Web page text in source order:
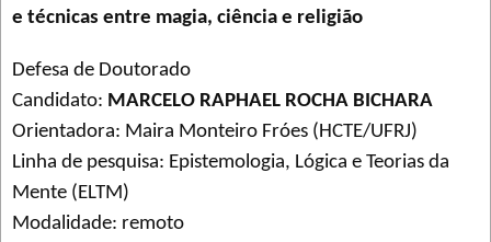
e técnicas entre magia, ciência e religião
Defesa de Doutorado
Candidato: MARCELO RAPHAEL ROCHA BICHARA
Orientadora: Maira Monteiro Fróes (HCTE/UFRJ)
Linha de pesquisa: Epistemologia, Lógica e Teorias da
Mente (ELTM)
Modalidade: remoto